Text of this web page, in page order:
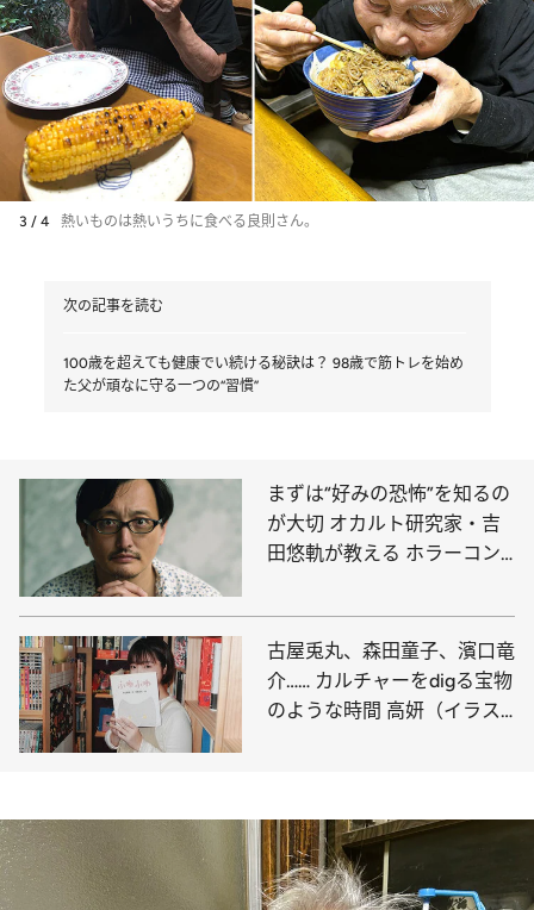
3 / 4 熱いものは熱いうちに食べる良則さん。
次の記事を読む
100歳を超えても健康でい続ける秘訣は？ 98歳で筋トレを始め
た父が頑なに守る一つの“習慣”
まずは“好みの恐怖”を知るの
が大切 オカルト研究家・吉
田悠軌が教える ホラーコン
古屋兎丸、森田童子、濱口竜
介…… カルチャーをdigる宝物
のような時間 高妍（イラス